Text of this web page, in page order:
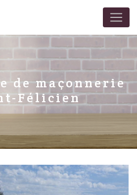
de maçonnerie
Félicien